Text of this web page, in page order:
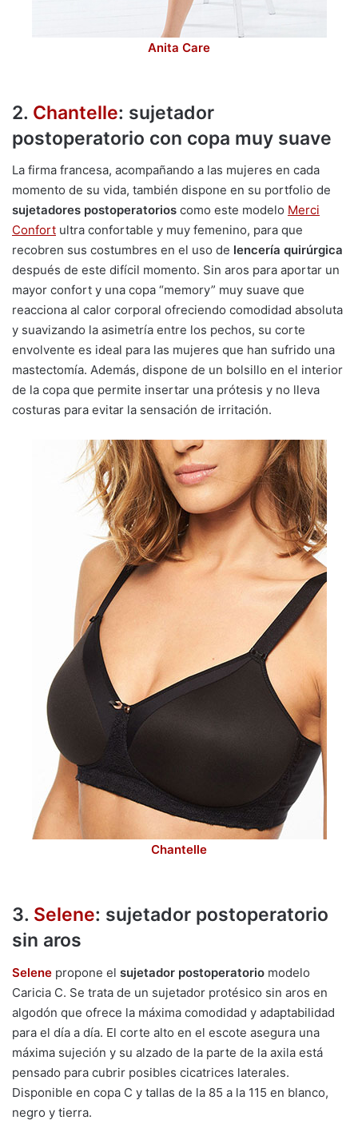
Anita Care
2. Chantelle: sujetador
postoperatorio con copa muy suave
La firma francesa, acompañando a las mujeres en cada
momento de su vida, también dispone en su portfolio de
sujetadores postoperatorios como este modelo Merci
Confort ultra confortable y muy femenino, para que
recobren sus costumbres en el uso de lencería quirúrgica
después de este difícil momento. Sin aros para aportar un
mayor confort y una copa “memory” muy suave que
reacciona al calor corporal ofreciendo comodidad absoluta
y suavizando la asimetría entre los pechos, su corte
envolvente es ideal para las mujeres que han sufrido una
mastectomía. Además, dispone de un bolsillo en el interior
de la copa que permite insertar una prótesis y no lleva
costuras para evitar la sensación de irritación.
Chantelle
3. Selene: sujetador postoperatorio
sin aros
Selene propone el sujetador postoperatorio modelo
Caricia C. Se trata de un sujetador protésico sin aros en
algodón que ofrece la máxima comodidad y adaptabilidad
para el día a día. El corte alto en el escote asegura una
máxima sujeción y su alzado de la parte de la axila está
pensado para cubrir posibles cicatrices laterales.
Disponible en copa C y tallas de la 85 a la 115 en blanco,
negro y tierra.